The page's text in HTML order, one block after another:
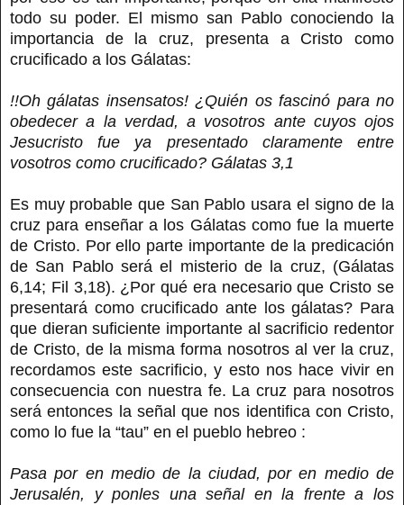
todo su poder. El mismo san Pablo conociendo la
importancia de la cruz, presenta a Cristo como
crucificado a los Gálatas:
!!Oh gálatas insensatos! ¿Quién os fascinó para no
obedecer a la verdad, a vosotros ante cuyos ojos
Jesucristo fue ya presentado claramente entre
vosotros como crucificado? Gálatas 3,1
Es muy probable que San Pablo usara el signo de la
cruz para enseñar a los Gálatas como fue la muerte
de Cristo. Por ello parte importante de la predicación
de San Pablo será el misterio de la cruz, (Gálatas
6,14; Fil 3,18). ¿Por qué era necesario que Cristo se
presentará como crucificado ante los gálatas? Para
que dieran suficiente importante al sacrificio redentor
de Cristo, de la misma forma nosotros al ver la cruz,
recordamos este sacrificio, y esto nos hace vivir en
consecuencia con nuestra fe. La cruz para nosotros
será entonces la señal que nos identifica con Cristo,
como lo fue la “tau” en el pueblo hebreo :
Pasa por en medio de la ciudad, por en medio de
Jerusalén, y ponles una señal en la frente a los